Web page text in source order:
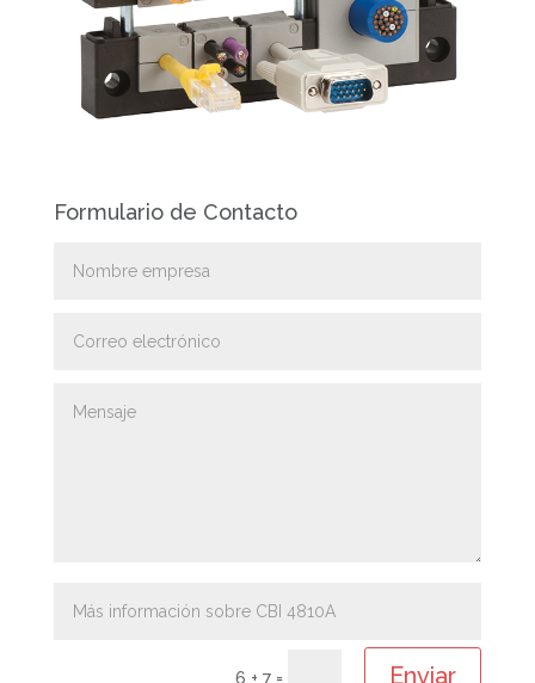
Formulario de Contacto
6 + 7 = Enviar